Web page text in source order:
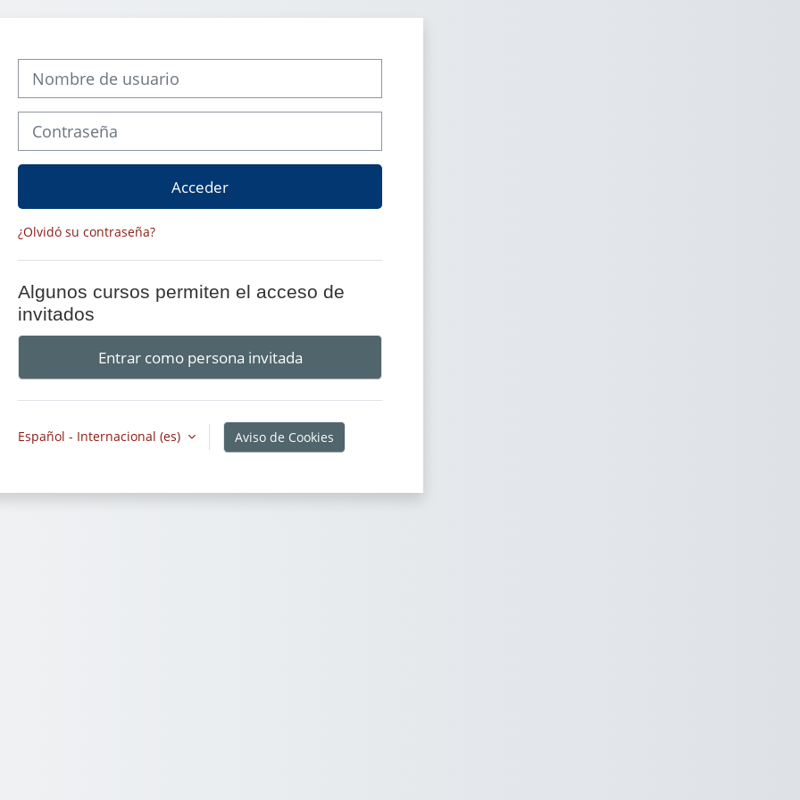
Acceder
¿Olvidó su contraseña?
Algunos cursos permiten el acceso de
invitados
Entrar como persona invitada
Español - Internacional ‎(es)‎ Aviso de Cookies